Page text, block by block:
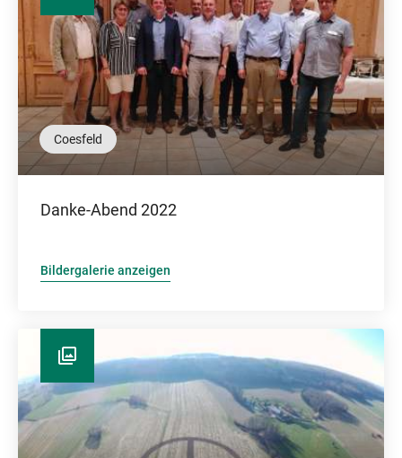
Coesfeld
Danke-Abend 2022
Bildergalerie anzeigen